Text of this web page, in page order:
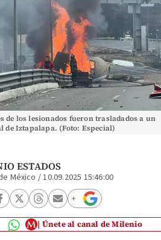
de los lesionados fueron trasladados a un
de Iztapalapa. (Foto: Especial)
ESTADOS
México /10.09.2025 15:46:00
Únete al canal de Milenio